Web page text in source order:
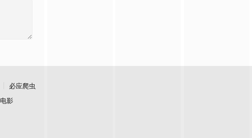
必应爬虫
影